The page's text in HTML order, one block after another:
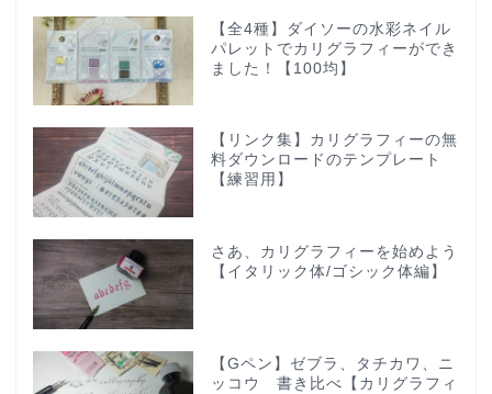
【全4種】ダイソーの水彩ネイル
パレットでカリグラフィーができ
ました！【100均】
【リンク集】カリグラフィーの無
料ダウンロードのテンプレート
【練習用】
さあ、カリグラフィーを始めよう
【イタリック体/ゴシック体編】
【Gペン】ゼブラ、タチカワ、ニ
ッコウ 書き比べ【カリグラフィ